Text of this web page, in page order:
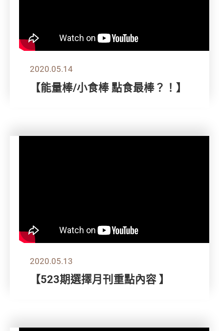
2020.05.14
【能量棒/小食棒 點食最棒？！】
2020.05.13
【523期選擇月刊重點內容 】